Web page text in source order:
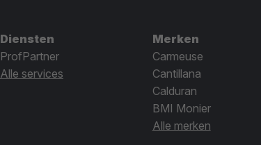
Diensten
ProfPartner
Alle services
Merken
Carmeuse
Cantillana
Calduran
BMI Monier
Alle merken